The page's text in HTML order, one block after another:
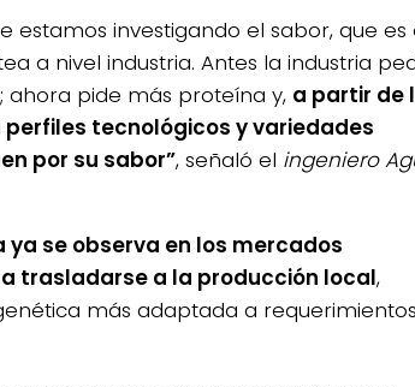
estamos investigando el sabor, que es
a nivel industria. Antes la industria
ahora pide más proteína y, a partir de
tecnológicos y variedades
por su sabor”, señaló el ingeniero
ya se observa en los mercados
trasladarse a la producción local,
más adaptada a requerimientos